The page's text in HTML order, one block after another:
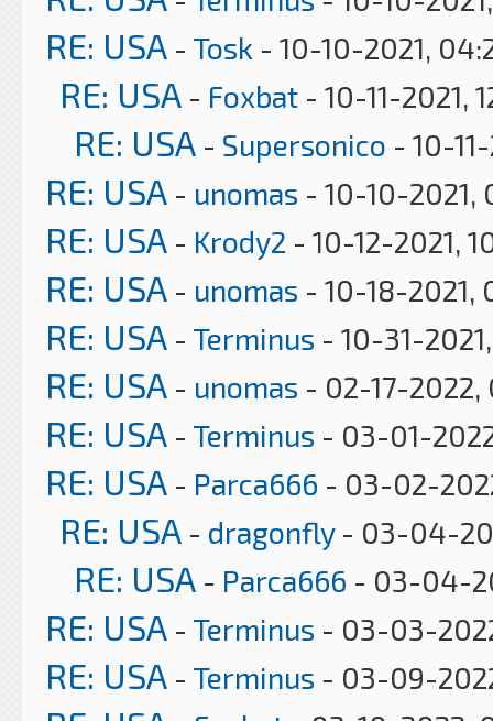
RE: USA - Tosk - 10-10-2021,
RE: USA - Foxbat - 10-11-2021,
RE: USA - Supersonico - 10-
RE: USA - unomas - 10-10-2021,
RE: USA - Krody2 - 10-12-2021,
RE: USA - unomas - 10-18-2021,
RE: USA - Terminus - 10-31-
RE: USA - unomas - 02-17-2022,
RE: USA - Terminus - 03-01-
RE: USA - Parca666 - 03-02-
RE: USA - dragonfly- 03-04-
RE: USA - Parca666 - 03-04-
RE: USA - Terminus - 03-03-
RE: USA - Terminus - 03-09-